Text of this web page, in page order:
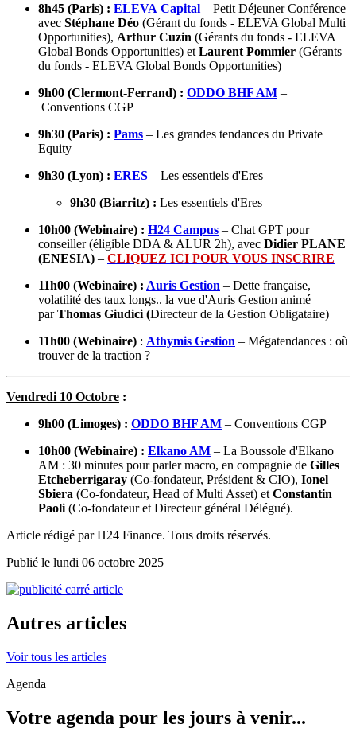
8h45 (Paris) : ELEVA Capital – Petit Déjeuner Conférence
avec Stéphane Déo (Gérant du fonds - ELEVA Global Multi
Opportunities), Arthur Cuzin (Gérants du fonds - ELEVA
Global Bonds Opportunities) et Laurent Pommier (Gérants
du fonds - ELEVA Global Bonds Opportunities)
9h00 (Clermont-Ferrand) : ODDO BHF AM –
Conventions CGP
9h30 (Paris) : Pams – Les grandes tendances du Private
Equity
9h30 (Lyon) : ERES – Les essentiels d'Eres
9h30 (Biarritz) : Les essentiels d'Eres
10h00 (Webinaire) : H24 Campus – Chat GPT pour
conseiller (éligible DDA & ALUR 2h), avec Didier PLANE
(ENESIA) – CLIQUEZ ICI POUR VOUS INSCRIRE
11h00 (Webinaire) : Auris Gestion – Dette française,
volatilité des taux longs.. la vue d'Auris Gestion animé
parThomas Giudici (Directeur de la Gestion Obligataire)
11h00 (Webinaire) : Athymis Gestion – Mégatendances : où
trouver de la traction ?
Vendredi 10 Octobre :
9h00 (Limoges) : ODDO BHF AM – Conventions CGP
10h00 (Webinaire) : Elkano AM – La Boussole d'Elkano
AM : 30 minutes pour parler macro, en compagnie de Gilles
Etcheberrigaray (Co-fondateur, Président & CIO), Ionel
Sbiera (Co-fondateur, Head of Multi Asset) et Constantin
Paoli (Co-fondateur et Directeur général Délégué).
Article rédigé par H24 Finance. Tous droits réservés.
Publié le lundi 06 octobre 2025
Autres articles
Voir tous les articles
Agenda
Votre agenda pour les jours à venir...